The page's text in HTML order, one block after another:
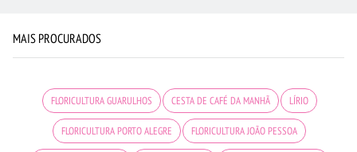
MAIS PROCURADOS
FLORICULTURA GUARULHOS CESTA DE CAFÉ DA MANHÃ LÍRIO
FLORICULTURA PORTO ALEGRE FLORICULTURA JOÃO PESSOA